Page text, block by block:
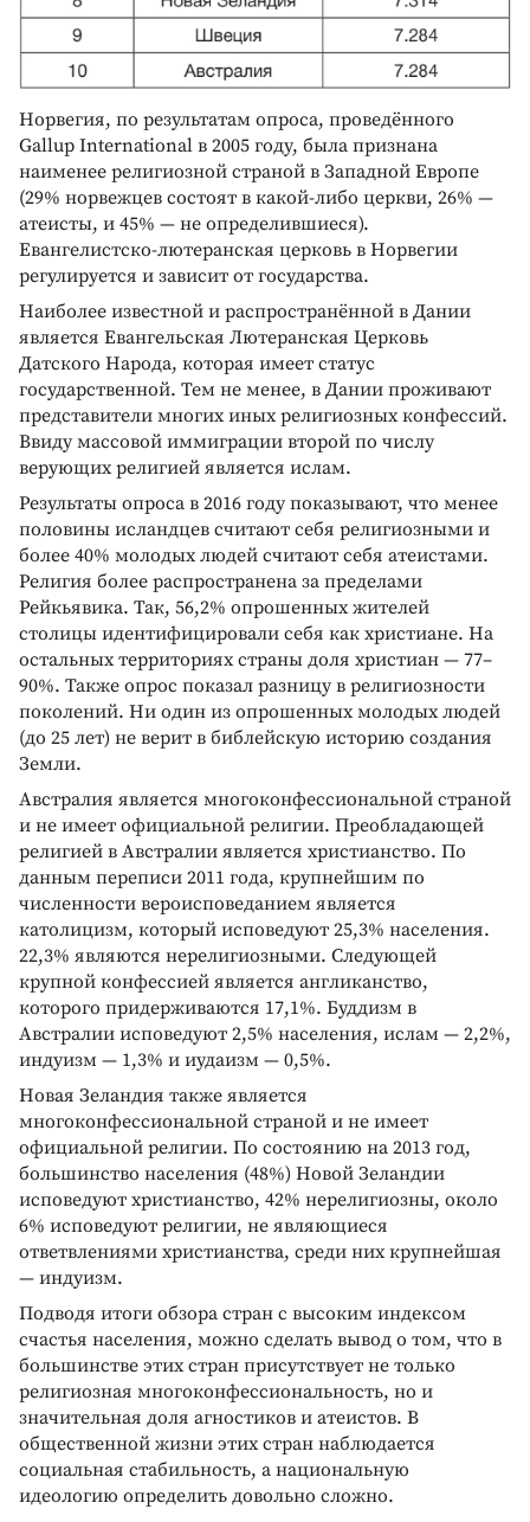
Норвегия, по результатам опроса, проведённого
Gallup International в 2005 году, была признана
наименее религиозной страной в Западной Европе
(29% норвежцев состоят в какой‑либо церкви, 26% —
атеисты, и 45% — не определившиеся).
Евангелистско-лютеранская церковь в Норвегии
регулируется и зависит от государства.
Наиболее известной и распространённой в Дании
является Евангельская Лютеранская Церковь
Датского Народа, которая имеет статус
государственной. Тем не менее, в Дании проживают
представители многих иных религиозных конфессий.
Ввиду массовой иммиграции второй по числу
верующих религией является ислам.
Результаты опроса в 2016 году показывают, что менее
половины исландцев считают себя религиозными и
более 40% молодых людей считают себя атеистами.
Религия более распространена за пределами
Рейкьявика. Так, 56,2% опрошенных жителей
столицы идентифицировали себя как христиане. На
остальных территориях страны доля христиан — 77–
90%. Также опрос показал разницу в религиозности
поколений. Ни один из опрошенных молодых людей
(до 25 лет) не верит в библейскую историю создания
Земли.
Австралия является многоконфессиональной страной
и не имеет официальной религии. Преобладающей
религией в Австралии является христианство. По
данным переписи 2011 года, крупнейшим по
численности вероисповеданием является
католицизм, который исповедуют 25,3% населения.
22,3% являются нерелигиозными. Следующей
крупной конфессией является англиканство,
которого придерживаются 17,1%. Буддизм в
Австралии исповедуют 2,5% населения, ислам — 2,2%,
индуизм — 1,3% и иудаизм — 0,5%.
Новая Зеландия также является
многоконфессиональной страной и не имеет
официальной религии. По состоянию на 2013 год,
большинство населения (48%) Новой Зеландии
исповедуют христианство, 42% нерелигиозны, около
6% исповедуют религии, не являющиеся
ответвлениями христианства, среди них крупнейшая
— индуизм.
Подводя итоги обзора стран с высоким индексом
счастья населения, можно сделать вывод о том, что в
большинстве этих стран присутствует не только
религиозная многоконфессиональность, но и
значительная доля агностиков и атеистов. В
общественной жизни этих стран наблюдается
социальная стабильность, а национальную
идеологию определить довольно сложно.